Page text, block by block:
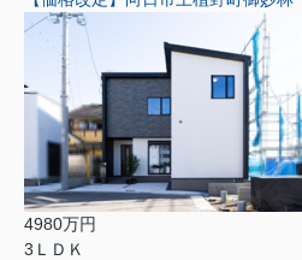
4980万円
3ＬＤＫ